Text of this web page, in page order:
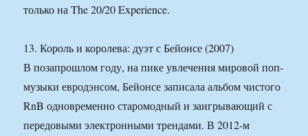
только на The 20/20 Experience.
13. Король и королева: дуэт с Бейонсе (2007)
В позапрошлом году, на пике увлечения мировой поп-
музыки евродэнсом, Бейонсе записала альбом чистого
RnB одновременно старомодный и заигрывающий с
передовыми электронными трендами. В 2012-м